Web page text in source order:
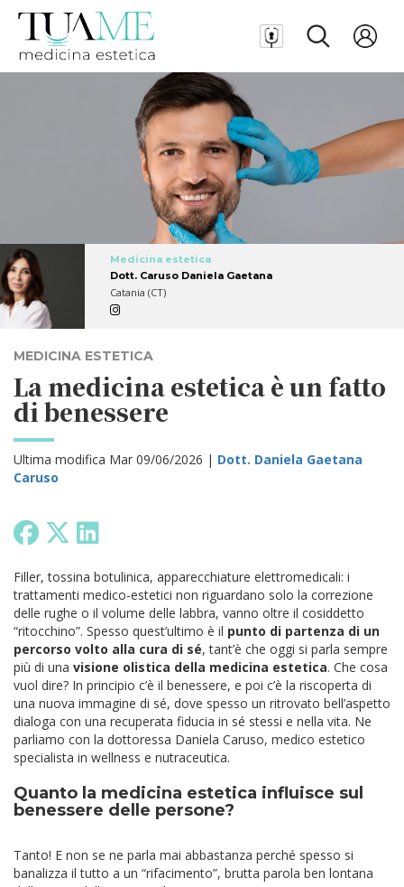
Medicina estetica
Dott. Caruso Daniela Gaetana
Catania (CT)
MEDICINA ESTETICA
La medicina estetica è un fatto
di benessere
Ultima modifica Mar 09/06/2026 | Dott. Daniela Gaetana
Caruso
Filler, tossina botulinica, apparecchiature elettromedicali: i
trattamenti medico-estetici non riguardano solo la correzione
delle rughe o il volume delle labbra, vanno oltre il cosiddetto
“ritocchino”. Spesso quest’ultimo è il punto di partenza di un
percorso volto alla cura di sé, tant’è che oggi si parla sempre
più di una visione olistica della medicina estetica. Che cosa
vuol dire? In principio c’è il benessere, e poi c’è la riscoperta di
una nuova immagine di sé, dove spesso un ritrovato bell’aspetto
dialoga con una recuperata fiducia in sé stessi e nella vita. Ne
parliamo con la dottoressa Daniela Caruso, medico estetico
specialista in wellness e nutraceutica.
Quanto la medicina estetica influisce sul
benessere delle persone?
Tanto! E non se ne parla mai abbastanza perché spesso si
banalizza il tutto a un “rifacimento”, brutta parola ben lontana